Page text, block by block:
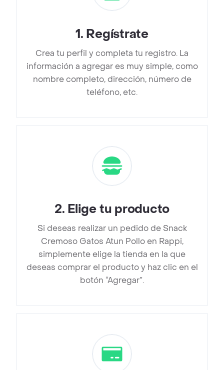
1. Regístrate
Crea tu perfil y completa tu registro. La
información a agregar es muy simple, como
nombre completo, dirección, número de
teléfono, etc.
2. Elige tu producto
Si deseas realizar un pedido de Snack
Cremoso Gatos Atun Pollo en Rappi,
simplemente elige la tienda en la que
deseas comprar el producto y haz clic en el
botón “Agregar”.